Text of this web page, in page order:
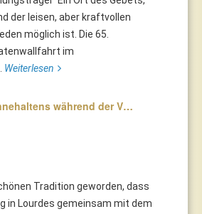
der leisen, aber kraftvollen
möglich ist. Die 65.
im
Weiterlesen
während der V…
Tradition geworden, dass
in Lourdes gemeinsam mit dem